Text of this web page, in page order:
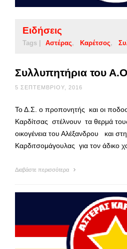
Ειδήσεις
Tags | Αστέρας Καρέτσος
Συλλυπητήρια του
5 ΣΕΠΤΕΜΒΡΊΟΥ, 2016
Το Δ.Σ. ο προπονητής και οι
Καρδίτσας στέλνουν τα θερμά
οικογένεια του Αλέξανδρου και
Καρδιτσομάγουλας για τον άδικο
Διαβάστε περισσότερα